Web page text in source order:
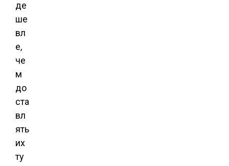
де
ше
вл
е,
че
м
до
ста
вл
ять
их
ту